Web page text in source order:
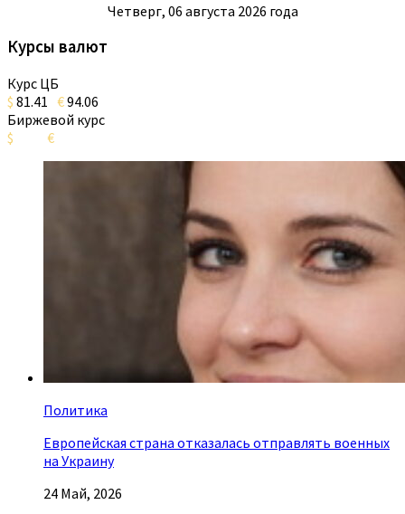
Четверг, 06 августа 2026 года
Курсы валют
Курс ЦБ
$ 81.41 €94.06
Биржевой курс
$
€
Политика
Европейская страна отказалась отправлять военных
на Украину
24 Май, 2026